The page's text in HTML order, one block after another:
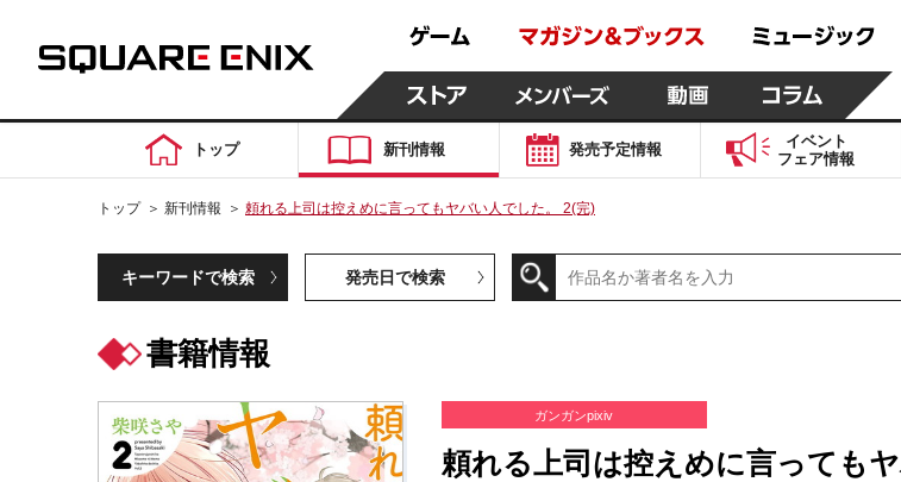
トップ 新刊情報 発売予定情報
イベント
フェア情報
トップ ＞ 新刊情報 ＞ 頼れる上司は控えめに言ってもヤバい人でした。 2(完)
キーワードで検索 発売日で検索
書籍情報
ガンガンpixiv
頼れる上司は控えめに言っても